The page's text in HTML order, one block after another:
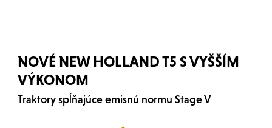
NOVÉ NEW HOLLAND T5 S VYŠŠÍM
VÝKONOM
Traktory spĺňajúce emisnú normu Stage V